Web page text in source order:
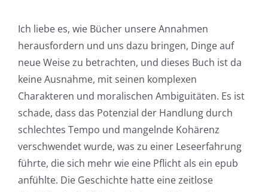
Ich liebe es, wie Bücher unsere Annahmen
herausfordern und uns dazu bringen, Dinge auf
neue Weise zu betrachten, und dieses Buch ist da
keine Ausnahme, mit seinen komplexen
Charakteren und moralischen Ambiguitäten. Es ist
schade, dass das Potenzial der Handlung durch
schlechtes Tempo und mangelnde Kohärenz
verschwendet wurde, was zu einer Leseerfahrung
führte, die sich mehr wie eine Pflicht als ein epub
anfühlte. Die Geschichte hatte eine zeitlose